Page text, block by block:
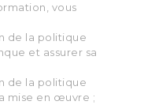
vous
de la politique
et assurer sa
de la politique
mise en œuvre ;